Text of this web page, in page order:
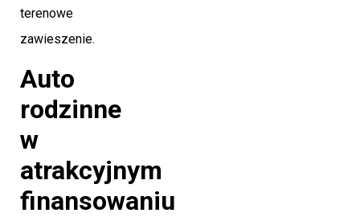
terenowe
zawieszenie.
Auto
rodzinne
w
atrakcyjnym
finansowaniu